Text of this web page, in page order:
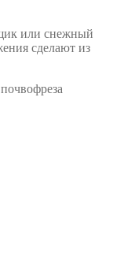
или снежный
сделают из